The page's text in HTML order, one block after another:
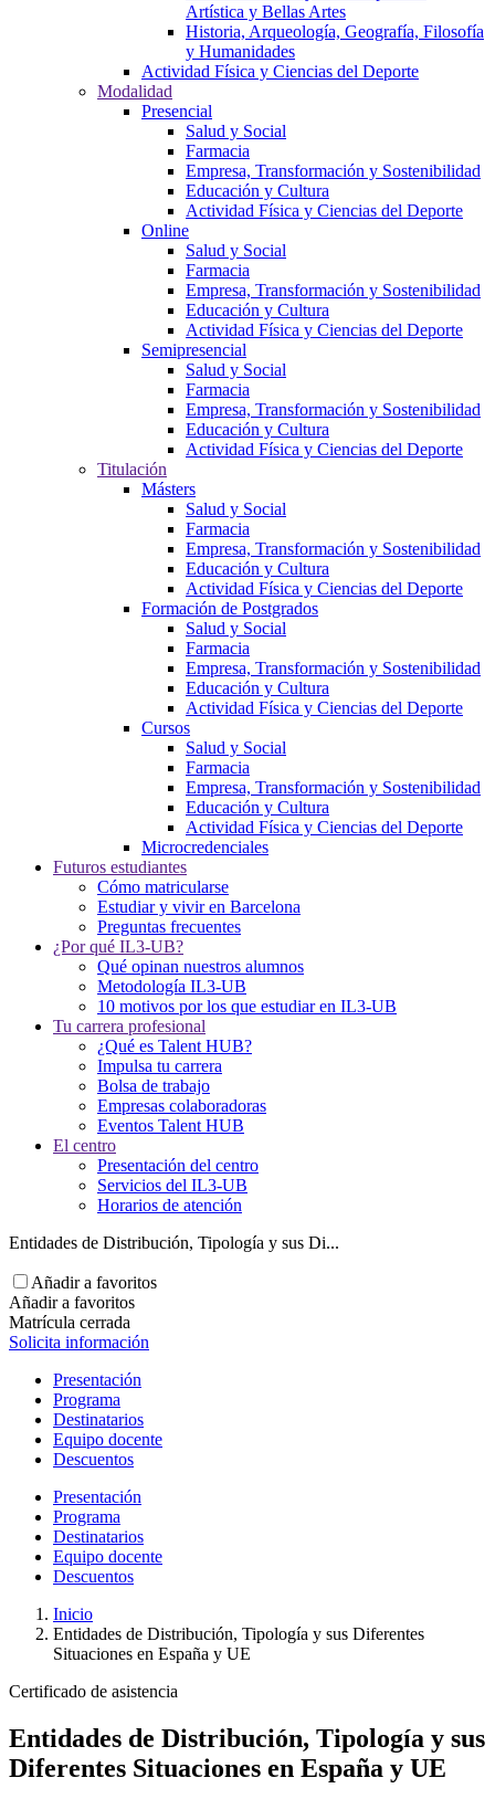
Artística y Bellas Artes
Historia, Arqueología, Geografía, Filosofía
y Humanidades
Actividad Física y Ciencias del Deporte
Modalidad
Presencial
Salud y Social
Farmacia
Empresa, Transformación y Sostenibilidad
Educación y Cultura
Actividad Física y Ciencias del Deporte
Online
Salud y Social
Farmacia
Empresa, Transformación y Sostenibilidad
Educación y Cultura
Actividad Física y Ciencias del Deporte
Semipresencial
Salud y Social
Farmacia
Empresa, Transformación y Sostenibilidad
Educación y Cultura
Actividad Física y Ciencias del Deporte
Titulación
Másters
Salud y Social
Farmacia
Empresa, Transformación y Sostenibilidad
Educación y Cultura
Actividad Física y Ciencias del Deporte
Formación de Postgrados
Salud y Social
Farmacia
Empresa, Transformación y Sostenibilidad
Educación y Cultura
Actividad Física y Ciencias del Deporte
Cursos
Salud y Social
Farmacia
Empresa, Transformación y Sostenibilidad
Educación y Cultura
Actividad Física y Ciencias del Deporte
Microcredenciales
Futuros estudiantes
Cómo matricularse
Estudiar y vivir en Barcelona
Preguntas frecuentes
¿Por qué IL3-UB?
Qué opinan nuestros alumnos
Metodología IL3-UB
10 motivos por los que estudiar en IL3-UB
Tu carrera profesional
¿Qué es Talent HUB?
Impulsa tu carrera
Bolsa de trabajo
Empresas colaboradoras
Eventos Talent HUB
El centro
Presentación del centro
Servicios del IL3-UB
Horarios de atención
Entidades de Distribución, Tipología y sus Di...
Añadir a favoritos
Añadir a favoritos
Matrícula cerrada
Solicita información
Presentación
Programa
Destinatarios
Equipo docente
Descuentos
Presentación
Programa
Destinatarios
Equipo docente
Descuentos
Inicio
Entidades de Distribución, Tipología y sus Diferentes
Situaciones en España y UE
Certificado de asistencia
Entidades de Distribución, Tipología y sus
Diferentes Situaciones en España y UE